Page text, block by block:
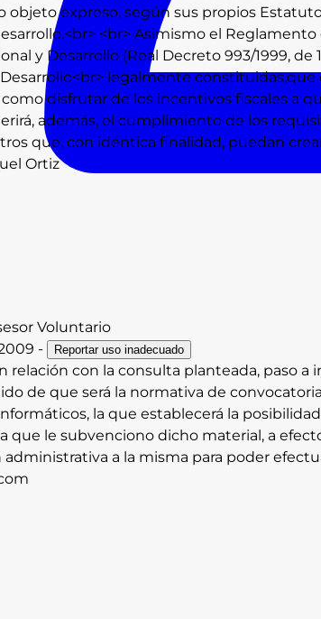
objeto expreso, según sus propios
<br> Asimismo el
y Desarrollo (Real Decreto 993/1999,
legalmente
disfrutar de los incentivos fiscales a
además, el cumplimiento de los
que, con idéntica finalidad, puedan
Ortiz
Voluntario
- Reportar uso inadecuado
relación con la consulta planteada, paso
de que será la normativa de
la que establecerá la
que le subvenciono dicho material, a
a la misma para poder